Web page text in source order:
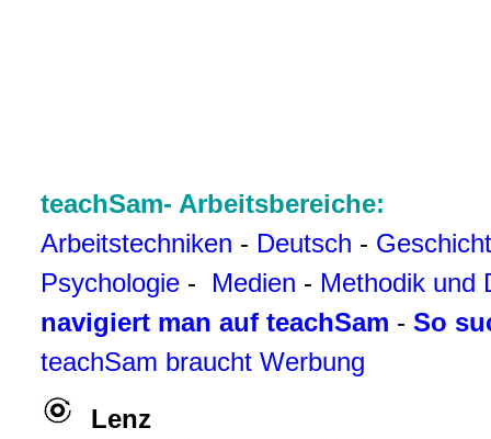
teachSam- Arbeitsbereiche:
Arbeitstechniken - Deutsch -
Psychologie - Medien - Methodik und
navigiert man auf teachSam - So
teachSam braucht Werbung
Lenz